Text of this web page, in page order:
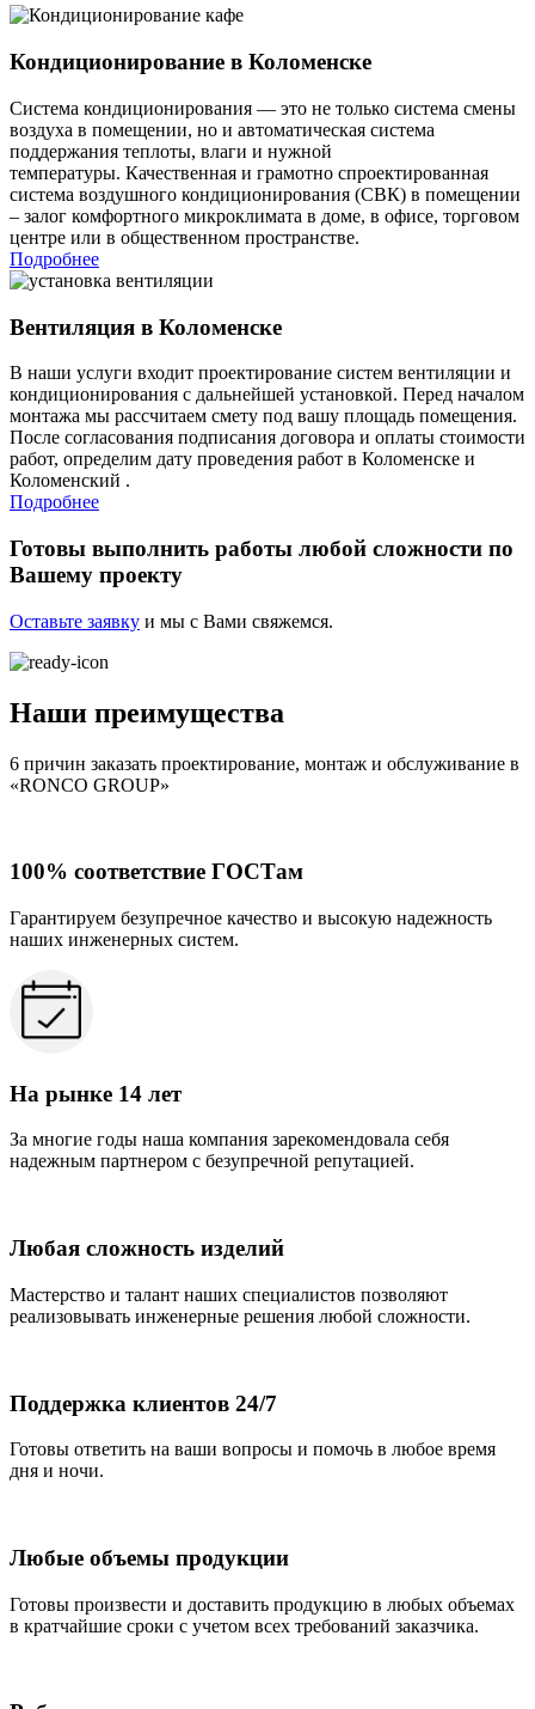
Кондиционирование в Коломенске
Система кондиционирования — это не только система смены
воздуха в помещении, но и автоматическая система
поддержания теплоты, влаги и нужной
температуры. Качественная и грамотно спроектированная
система воздушного кондиционирования (СВК) в помещении
– залог комфортного микроклимата в доме, в офисе, торговом
центре или в общественном пространстве.
Подробнее
Вентиляция в Коломенске
В наши услуги входит проектирование систем вентиляции и
кондиционирования с дальнейшей установкой. Перед началом
монтажа мы рассчитаем смету под вашу площадь помещения.
После согласования подписания договора и оплаты стоимости
работ, определим дату проведения работ в Коломенске и
Коломенский .
Подробнее
Готовы выполнить работы любой сложности по
Вашему проекту
Оставьте заявку и мы с Вами свяжемся.
Наши преимущества
6 причин заказать проектирование, монтаж и обслуживание в
«RONCO GROUP»
100% соответствие ГОСТам
Гарантируем безупречное качество и высокую надежность
наших инженерных систем.
На рынке 14 лет
За многие годы наша компания зарекомендовала себя
надежным партнером с безупречной репутацией.
Любая сложность изделий
Мастерство и талант наших специалистов позволяют
реализовывать инженерные решения любой сложности.
Поддержка клиентов 24/7
Готовы ответить на ваши вопросы и помочь в любое время
дня и ночи.
Любые объемы продукции
Готовы произвести и доставить продукцию в любых объемах
в кратчайшие сроки с учетом всех требований заказчика.